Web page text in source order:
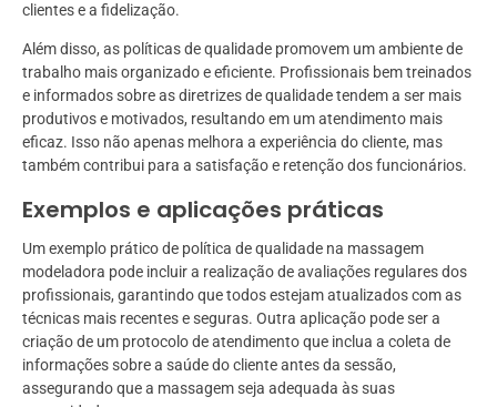
clientes e a fidelização.
Além disso, as políticas de qualidade promovem um ambiente de
trabalho mais organizado e eficiente. Profissionais bem treinados
e informados sobre as diretrizes de qualidade tendem a ser mais
produtivos e motivados, resultando em um atendimento mais
eficaz. Isso não apenas melhora a experiência do cliente, mas
também contribui para a satisfação e retenção dos funcionários.
Exemplos e aplicações práticas
Um exemplo prático de política de qualidade na massagem
modeladora pode incluir a realização de avaliações regulares dos
profissionais, garantindo que todos estejam atualizados com as
técnicas mais recentes e seguras. Outra aplicação pode ser a
criação de um protocolo de atendimento que inclua a coleta de
informações sobre a saúde do cliente antes da sessão,
assegurando que a massagem seja adequada às suas